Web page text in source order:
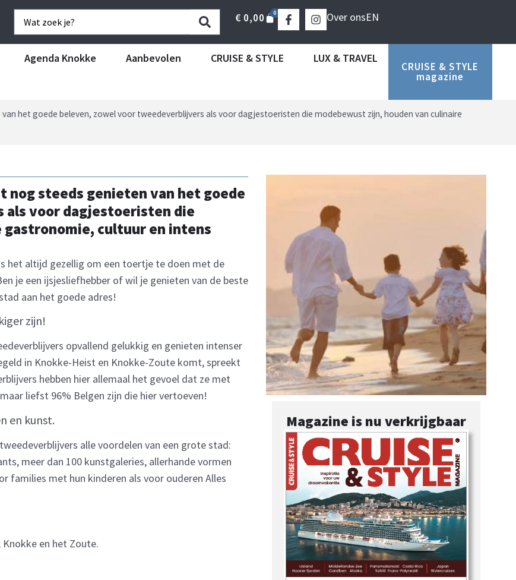
€ 0,00 0 Over onsEN
Agenda Knokke Aanbevolen CRUISE & STYLE LUX & TRAVEL
CRUISE & STYLE
magazine
het goede beleven, zowel voor tweedeverblijvers als voor dagjestoeristen die modebewust zijn, houden van culinaire
nog steeds genieten van het goede
voor dagjestoeristen die
cultuur en intens
het altijd gezellig om een toertje te doen met de
je een ijsjesliefhebber of wil je genieten van de beste
aan het goede adres!
zijn!
opvallend gelukkig en genieten intenser
in Knokke-Heist en Knokke-Zoute komt, spreekt
hebben hier allemaal het gevoel dat ze met
liefst 96% Belgen zijn die hier vertoeven!
en kunst.
alle voordelen van een grote stad:
meer dan 100 kunstgaleries, allerhande vormen
families met hun kinderen als voor ouderen Alles
en het Zoute.
Magazine is nu verkrijgbaar